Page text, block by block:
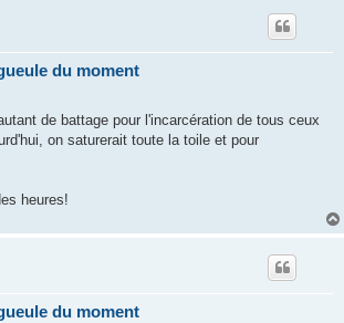
du moment
de battage pour l'incarcération de tous ceux
on saturerait toute la toile et pour
heures!
du moment